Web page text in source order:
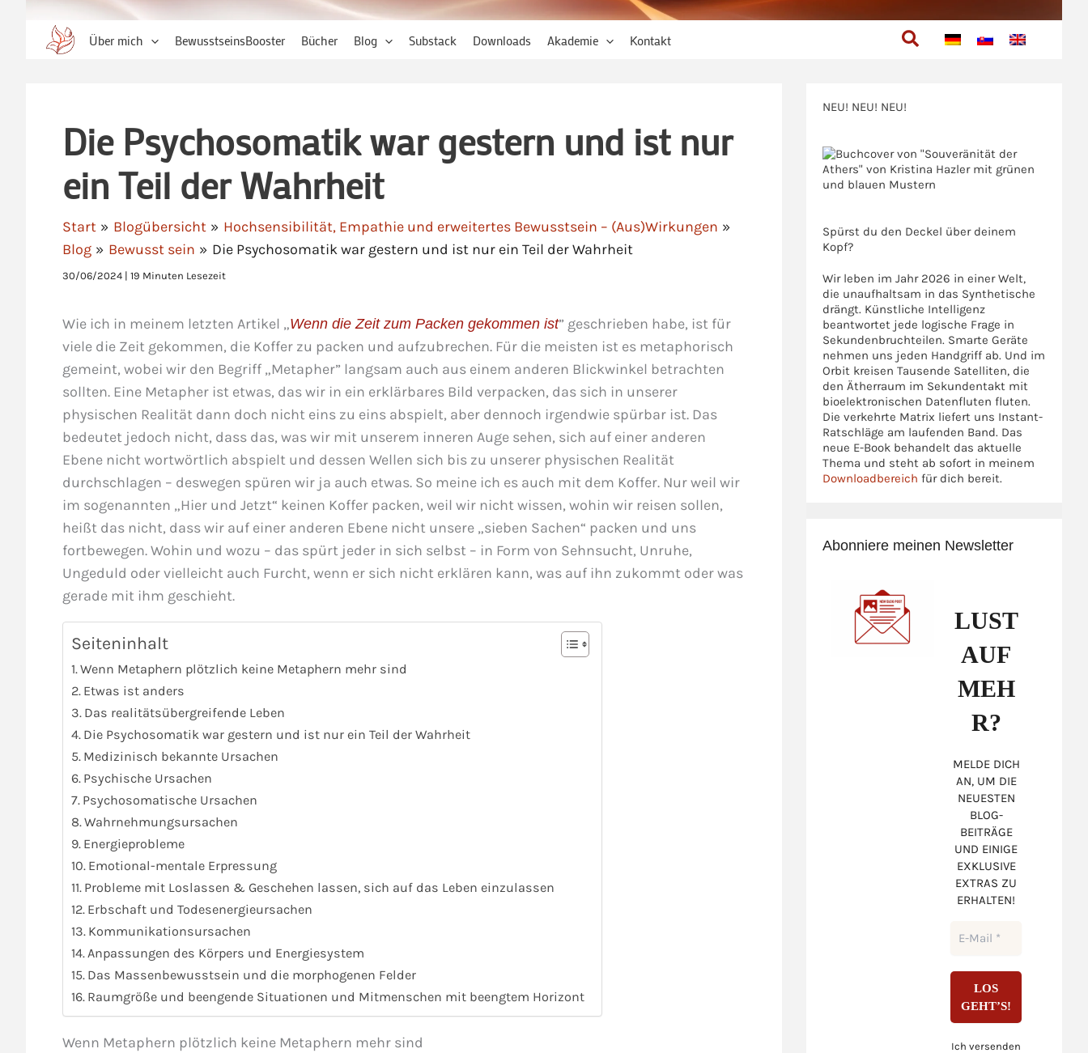
Über mich BewusstseinsBooster Bücher Blog Substack Downloads Akademie Kontakt Suchen
Die Psychosomatik war gestern und ist nur
ein Teil der Wahrheit
Start Blogübersicht
Hochsensibilität, Empathie und erweitertes Bewusstsein – (Aus)Wirkungen
Blog
Bewusst sein Die Psychosomatik war gestern und ist nur ein Teil der Wahrheit
30/06/2024 | 19 Minuten Lesezeit
Wie ich in meinem letzten Artikel „Wenn die Zeit zum Packen gekommen ist” geschrieben habe, ist für
viele die Zeit gekommen, die Koffer zu packen und aufzubrechen. Für die meisten ist es metaphorisch
gemeint, wobei wir den Begriff „Metapher” langsam auch aus einem anderen Blickwinkel betrachten
sollten. Eine Metapher ist etwas, das wir in ein erklärbares Bild verpacken, das sich in unserer
physischen Realität dann doch nicht eins zu eins abspielt, aber dennoch irgendwie spürbar ist. Das
bedeutet jedoch nicht, dass das, was wir mit unserem inneren Auge sehen, sich auf einer anderen
Ebene nicht wortwörtlich abspielt und dessen Wellen sich bis zu unserer physischen Realität
durchschlagen – deswegen spüren wir ja auch etwas. So meine ich es auch mit dem Koffer. Nur weil wir
im sogenannten „Hier und Jetzt“ keinen Koffer packen, weil wir nicht wissen, wohin wir reisen sollen,
heißt das nicht, dass wir auf einer anderen Ebene nicht unsere „sieben Sachen“ packen und uns
fortbewegen. Wohin und wozu – das spürt jeder in sich selbst – in Form von Sehnsucht, Unruhe,
Ungeduld oder vielleicht auch Furcht, wenn er sich nicht erklären kann, was auf ihn zukommt oder was
gerade mit ihm geschieht.
Seiteninhalt
Wenn Metaphern plötzlich keine Metaphern mehr sind
Etwas ist anders
Das realitätsübergreifende Leben
Die Psychosomatik war gestern und ist nur ein Teil der Wahrheit
Medizinisch bekannte Ursachen
Psychische Ursachen
Psychosomatische Ursachen
Wahrnehmungsursachen
Energieprobleme
Emotional-mentale Erpressung
Probleme mit Loslassen & Geschehen lassen, sich auf das Leben einzulassen
Erbschaft und Todesenergieursachen
Kommunikationsursachen
Anpassungen des Körpers und Energiesystem
Das Massenbewusstsein und die morphogenen Felder
Raumgröße und beengende Situationen und Mitmenschen mit beengtem Horizont
Wenn Metaphern plötzlich keine Metaphern mehr sind
NEU! NEU! NEU!
Spürst du den Deckel über deinem
Kopf?
Wir leben im Jahr 2026 in einer Welt,
die unaufhaltsam in das Synthetische
drängt. Künstliche Intelligenz
beantwortet jede logische Frage in
Sekundenbruchteilen. Smarte Geräte
nehmen uns jeden Handgriff ab. Und im
Orbit kreisen Tausende Satelliten, die
den Ätherraum im Sekundentakt mit
bioelektronischen Datenfluten fluten.
Die verkehrte Matrix liefert uns Instant-
Ratschläge am laufenden Band. Das
neue E-Book behandelt das aktuelle
Thema und steht ab sofort in meinem
Downloadbereich für dich bereit.
Abonniere meinen Newsletter
LUST
AUF
MEH
R?
MELDE DICH
AN, UM DIE
NEUESTEN
BLOG-
BEITRÄGE
UND EINIGE
EXKLUSIVE
EXTRAS ZU
ERHALTEN!
Ich versenden